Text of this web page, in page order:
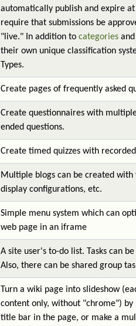
automatically publish and expire
require that submissions be
"live." In addition to categories and
their own unique classification
Types.
Create pages of frequently asked
Create questionnaires with
ended questions.
Create timed quizzes with
Multiple blogs can be created with
display configurations, etc.
Simple menu system which can
web page in an iframe
A site user's to-do list. Tasks can
Also, there can be shared group
Turn a wiki page into slideshow
content only, without "chrome") by
title bar in the page, or make a